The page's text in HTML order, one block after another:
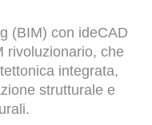
(BIM) con ideCAD
rivoluzionario, che
integrata,
strutturale e